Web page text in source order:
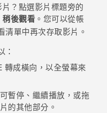
？點選影片標題旁的
稍後觀看 。您可以從帳
清單中再次存取影片。
：
轉成橫向，以全螢幕來
暫停、繼續播放，或拖
的其他部分。